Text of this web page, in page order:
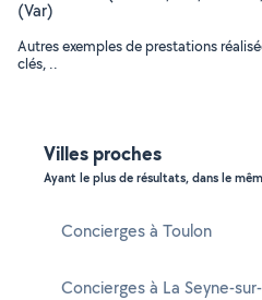
(Var)
Autres exemples de prestations
clés, ..
Villes proches
Ayant le plus de résultats, dans le
Concierges à Toulon
Concierges à La Seyne-